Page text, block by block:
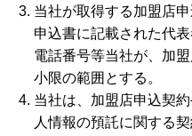
当社が取得する加盟店
申込書に記載された代
電話番号等当社が、加
小限の範囲とする。
当社は、加盟店申込契
人情報の預託に関する